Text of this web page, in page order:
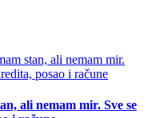
ali nemam mir. Sve se